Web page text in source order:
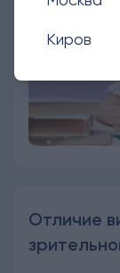
Отличие
Киров